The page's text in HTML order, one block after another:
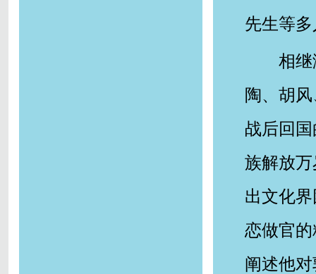
先生等
相
陶、胡
战后回
族解放
出文化
恋做官
阐述他